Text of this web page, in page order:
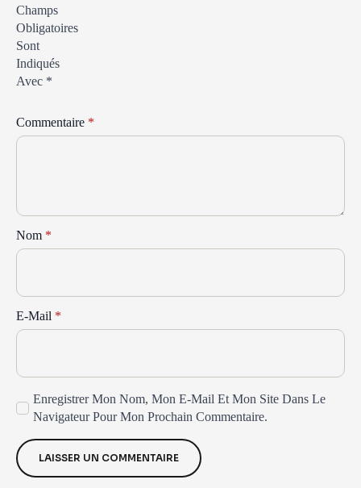
Champs
Obligatoires
Sont
Indiqués
Avec *
Commentaire *
Nom *
E-Mail *
Enregistrer Mon Nom, Mon E-Mail Et Mon Site Dans Le
Navigateur Pour Mon Prochain Commentaire.